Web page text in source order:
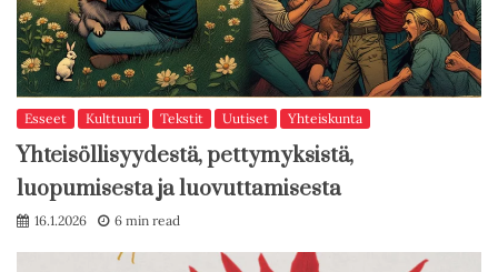
Esseet Kulttuuri Tekstit Uutiset Yhteiskunta
Yhteisöllisyydestä, pettymyksistä,
luopumisesta ja luovuttamisesta
16.1.2026 6 min read